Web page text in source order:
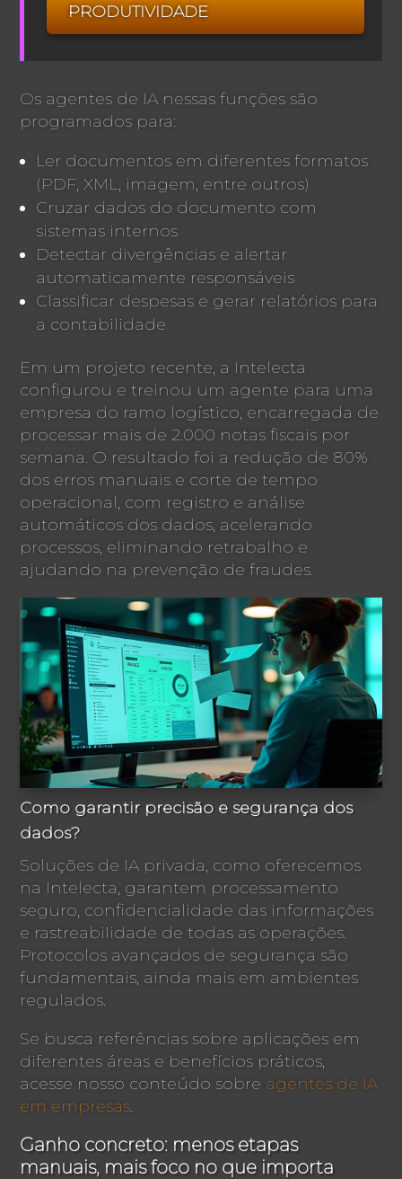
PRODUTIVIDADE
Os agentes de IA nessas funções são
programados para:
Ler documentos em diferentes formatos
(PDF, XML, imagem, entre outros)
Cruzar dados do documento com
sistemas internos
Detectar divergências e alertar
automaticamente responsáveis
Classificar despesas e gerar relatórios para
a contabilidade
Em um projeto recente, a Intelecta
configurou e treinou um agente para uma
empresa do ramo logístico, encarregada de
processar mais de 2.000 notas fiscais por
semana. O resultado foi a redução de 80%
dos erros manuais e corte de tempo
operacional, com registro e análise
automáticos dos dados, acelerando
processos, eliminando retrabalho e
ajudando na prevenção de fraudes.
Como garantir precisão e segurança dos
dados?
Soluções de IA privada, como oferecemos
na Intelecta, garantem processamento
seguro, confidencialidade das informações
e rastreabilidade de todas as operações.
Protocolos avançados de segurança são
fundamentais, ainda mais em ambientes
regulados.
Se busca referências sobre aplicações em
diferentes áreas e benefícios práticos,
acesse nosso conteúdo sobre agentes de IA
em empresas.
Ganho concreto: menos etapas
manuais, mais foco no que importa